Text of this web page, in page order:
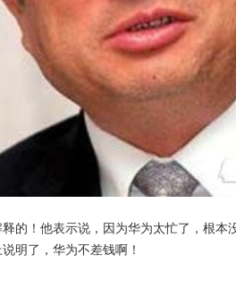
的！他表示说，因为华为太忙了，根
明了，华为不差钱啊！